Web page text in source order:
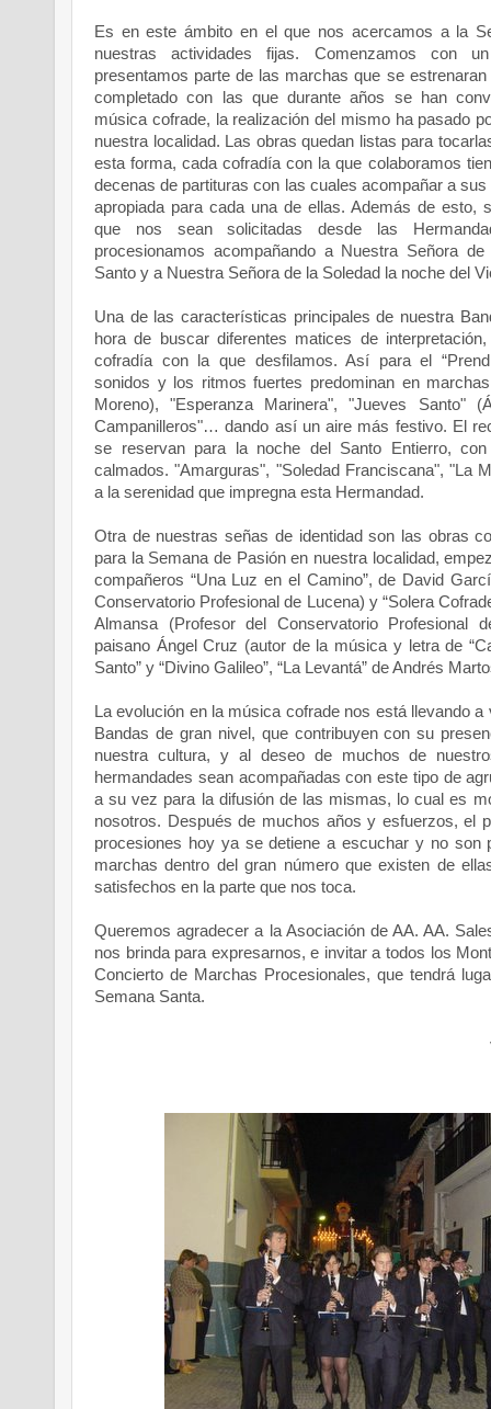
Es en este ámbito en el que nos acercamos a la
nuestras actividades fijas. Comenzamos con
presentamos parte de las marchas que se
completado con las que durante años se han
música cofrade, la realización del mismo ha pasado
nuestra localidad. Las obras quedan listas para
esta forma, cada cofradía con la que colaboramos
decenas de partituras con las cuales acompañar a
apropiada para cada una de ellas. Además de esto,
que nos sean solicitadas desde las
procesionamos acompañando a Nuestra Señora
Santo y a Nuestra Señora de la Soledad la noche del
Una de las características principales de nuestra
hora de buscar diferentes matices de
cofradía con la que desfilamos. Así para el
sonidos y los ritmos fuertes predominan en
Moreno), "Esperanza Marinera", "Jueves Santo"
Campanilleros"… dando así un aire más festivo. El
se reservan para la noche del Santo Entierro,
calmados. "Amarguras", "Soledad Franciscana", "La
a la serenidad que impregna esta Hermandad.
Otra de nuestras señas de identidad son las obras
para la Semana de Pasión en nuestra localidad,
compañeros “Una Luz en el Camino”, de David
Conservatorio Profesional de Lucena) y “Solera
Almansa (Profesor del Conservatorio Profesional
paisano Ángel Cruz (autor de la música y letra de
Santo” y “Divino Galileo”, “La Levantá” de Andrés
La evolución en la música cofrade nos está llevando a
Bandas de gran nivel, que contribuyen con su
nuestra cultura, y al deseo de muchos de
hermandades sean acompañadas con este tipo de
a su vez para la difusión de las mismas, lo cual es
nosotros. Después de muchos años y esfuerzos, el
procesiones hoy ya se detiene a escuchar y no son
marchas dentro del gran número que existen de
satisfechos en la parte que nos toca.
Queremos agradecer a la Asociación de AA. AA.
nos brinda para expresarnos, e invitar a todos los
Concierto de Marchas Procesionales, que tendrá
Semana Santa.